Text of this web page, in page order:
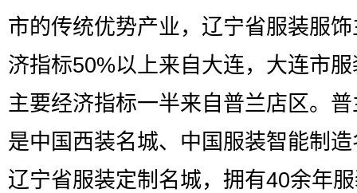
市的传统优势产业，辽宁省服装服
济指标50%以上来自大连，大连市
主要经济指标一半来自普兰店区。
是中国西装名城、中国服装智能制
辽宁省服装定制名城，拥有40余年